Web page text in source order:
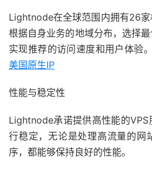
Lightnode在全球范围内拥有26
根据自身业务的地域分布，选择
实现推荐的访问速度和用户体验
美国原生IP
性能与稳定性
Lightnode承诺提供高性能的
行稳定，无论是处理高流量的网
序，都能够保持良好的性能。